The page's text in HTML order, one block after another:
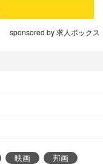
sponsored by 求人ボックス
映画
邦画